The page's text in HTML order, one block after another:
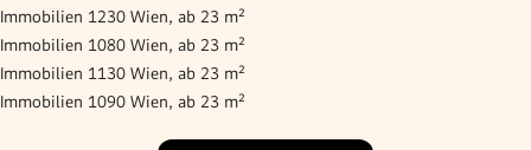
Immobilien 1230 Wien, ab 23 m²
Immobilien 1080 Wien, ab 23 m²
Immobilien 1130 Wien, ab 23 m²
Immobilien 1090 Wien, ab 23 m²